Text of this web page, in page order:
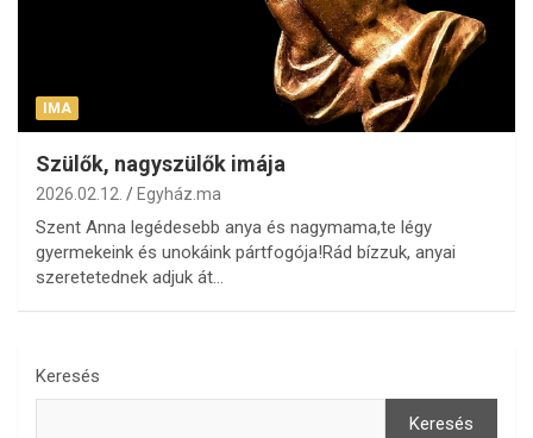
IMA
Szülők, nagyszülők imája
2026.02.12. Egyház.ma
Szent Anna legédesebb anya és nagymama,te légy
gyermekeink és unokáink pártfogója!Rád bízzuk, anyai
szeretetednek adjuk át…
Keresés
Keresés